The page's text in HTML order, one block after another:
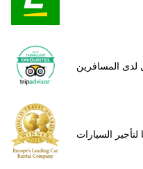
لدى المسافرين
لتأجير السيارات